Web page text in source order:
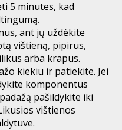
5 minutes, kad
ant jų uždėkite
vištieną, pipirus,
arba krapus.
kiekiu ir patiekite. Jei
komponentus
pašildykite iki
vištienos